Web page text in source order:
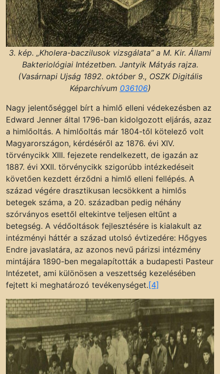
3. kép. „Kholera-baczilusok vizsgálata” a M. Kir. Állami
Bakteriológiai Intézetben. Jantyik Mátyás rajza.
(Vasárnapi Ujság 1892. október 9., OSZK Digitális
Képarchívum 036106)
Nagy jelentőséggel bírt a himlő elleni védekezésben az
Edward Jenner által 1796-ban kidolgozott eljárás, azaz
a himlőoltás. A himlőoltás már 1804-től kötelező volt
Magyarországon, kérdéséről az 1876. évi XIV.
törvénycikk XIII. fejezete rendelkezett, de igazán az
1887. évi XXII. törvénycikk szigorúbb intézkedéseit
követően kezdett érződni a himlő elleni fellépés. A
század végére drasztikusan lecsökkent a himlős
betegek száma, a 20. században pedig néhány
szórványos esettől eltekintve teljesen eltűnt a
betegség. A védőoltások fejlesztésére is kialakult az
intézményi háttér a század utolsó évtizedére: Hőgyes
Endre javaslatára, az azonos nevű párizsi intézmény
mintájára 1890-ben megalapították a budapesti Pasteur
Intézetet, ami különösen a veszettség kezelésében
fejtett ki meghatározó tevékenységet.[4]